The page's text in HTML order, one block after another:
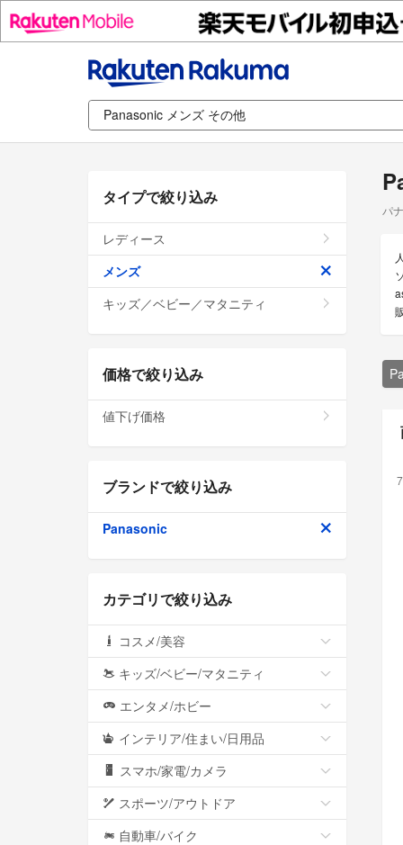
パ
タイプで絞り込み
レディース
メンズ
キッズ／ベビー／マタニティ
価格で絞り込み
値下げ価格
ブランドで絞り込み
Panasonic
カテゴリで絞り込み
コスメ/美容
キッズ/ベビー/マタニティ
エンタメ/ホビー
インテリア/住まい/日用品
スマホ/家電/カメラ
スポーツ/アウトドア
自動車/バイク